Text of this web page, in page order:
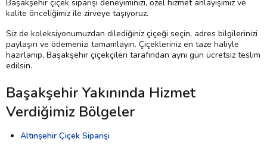
Başakşehir çiçek siparişi deneyiminizi, özel hizmet anlayışımız ve
kalite önceliğimiz ile zirveye taşıyoruz.
Siz de koleksiyonumuzdan dilediğiniz çiçeği seçin, adres bilgilerinizi
paylaşın ve ödemenizi tamamlayın. Çiçekleriniz en taze haliyle
hazırlanıp, Başakşehir çiçekçileri tarafından aynı gün ücretsiz teslim
edilsin.
Başakşehir Yakınında Hizmet
Verdiğimiz Bölgeler
Altınşehir Çiçek Siparişi